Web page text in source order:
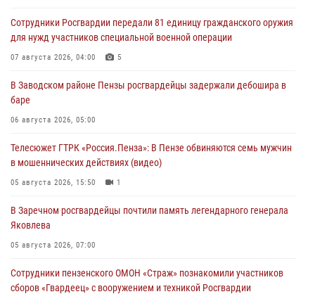
Сотрудники Росгвардии передали 81 единицу гражданского оружия
для нужд участников специальной военной операции
07 августа 2026, 04:00 5
В Заводском районе Пензы росгвардейцы задержали дебошира в
баре
06 августа 2026, 05:00
Телесюжет ГТРК «Россия.Пенза»: В Пензе обвиняются семь мужчин
в мошеннических действиях (видео)
05 августа 2026, 15:50 1
В Заречном росгвардейцы почтили память легендарного генерала
Яковлева
05 августа 2026, 07:00
Сотрудники пензенского ОМОН «Страж» познакомили участников
сборов «Гвардеец» с вооружением и техникой Росгвардии